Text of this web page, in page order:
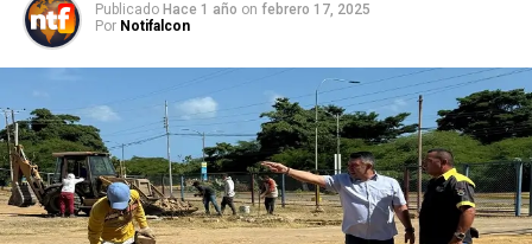
Publicado Hace 1 año on febrero 17, 2025
Por Notifalcon